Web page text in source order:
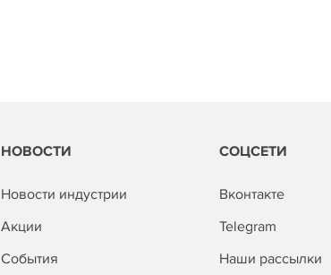
НОВОСТИ
Новости индустрии
Акции
События
СОЦСЕТИ
Вконтакте
Telegram
Наши рассылки